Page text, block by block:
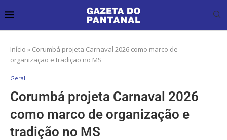
Início » Corumbá projeta Carnaval 2026 como marco de
organização e tradição no MS
Geral
Corumbá projeta Carnaval 2026
como marco de organização e
tradição no MS